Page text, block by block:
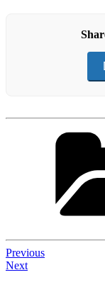
Post
navigation
Previous
Next